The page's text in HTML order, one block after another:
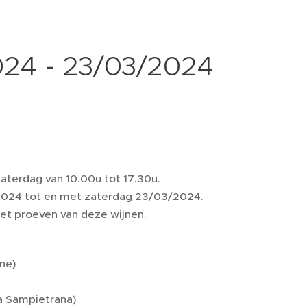
- 23/03/2024
van 10.00u tot 17.30u.
tot en met zaterdag 23/03/2024.
proeven van deze wijnen.
Sampietrana)